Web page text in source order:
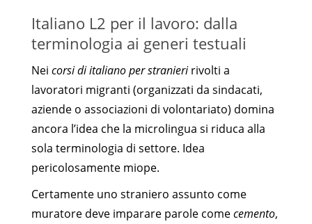
Italiano L2 per il lavoro: dalla
terminologia ai generi testuali
Nei corsi di italiano per stranieririvolti a
lavoratori migranti (organizzati da sindacati,
aziende o associazioni di volontariato) domina
ancora l’idea che la microlingua si riduca alla
sola terminologia di settore. Idea
pericolosamente miope.
Certamente uno straniero assunto come
muratore deve imparare parole comecemento,